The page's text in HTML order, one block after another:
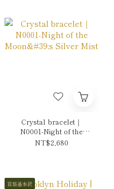
Crystal bracelet｜
N0001-Night of the
Moon's Silver Mist
NT$2,680
百搭基本款